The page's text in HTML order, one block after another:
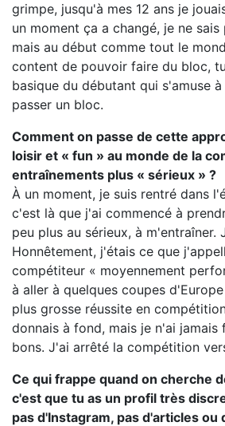
grimpe, jusqu'à mes 12 ans je
un moment ça a changé, je ne
mais au début comme tout le
content de pouvoir faire du bloc,
basique du débutant qui s'amuse
passer un bloc.
Comment on passe de cette
loisir et « fun » au monde de la
entraînements plus « sérieux » ?
À un moment, je suis rentré dans
c'est là que j'ai commencé à
peu plus au sérieux, à m'entraîner.
Honnêtement, j'étais ce que
compétiteur « moyennement
à aller à quelques coupes
plus grosse réussite en
donnais à fond, mais je n'ai
bons. J'ai arrêté la compétition
Ce qui frappe quand on cherche
c'est que tu as un profil très
pas d'Instagram, pas d'articles